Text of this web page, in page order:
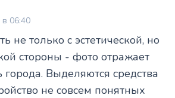
06:40
не только с эстетической, но
стороны - фото отражает
города. Выделяются средства
не совсем понятных